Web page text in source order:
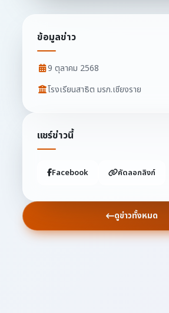
ข้อมูลข่าว
9 ตุลาคม 2568
โรงเรียนสาธิต มรภ.เชียงราย
แชร์ข่าวนี้
Facebook คัดลอกลิงก์
ดูข่าวทั้งหมด